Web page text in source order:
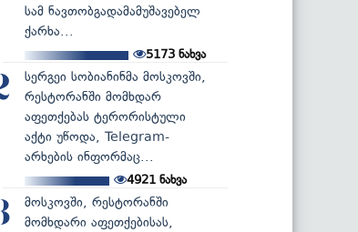
სამ ნავთობგადამამუშავებელ
ქარხა...
5173 ნახვა
სერგეი სობიანინმა მოსკოვში,
რესტორანში მომხდარ
აფეთქებას ტერორისტული
აქტი უწოდა, Telegram-
არხების ინფორმაც...
4921 ნახვა
მოსკოვში, რესტორანში
მომხდარი აფეთქებისას,